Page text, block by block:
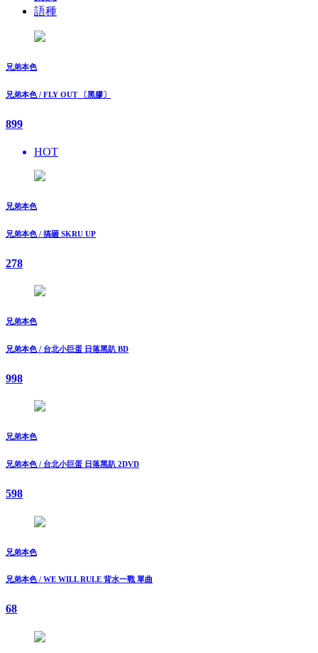
語種
兄弟本色
兄弟本色 / FLY OUT 〔黑膠〕
899
HOT
兄弟本色
兄弟本色 / 搞砸 SKRU UP
278
兄弟本色
兄弟本色 / 台北小巨蛋 日落黑趴 BD
998
兄弟本色
兄弟本色 / 台北小巨蛋 日落黑趴 2DVD
598
兄弟本色
兄弟本色 / WE WILL RULE 背水一戰 單曲
68